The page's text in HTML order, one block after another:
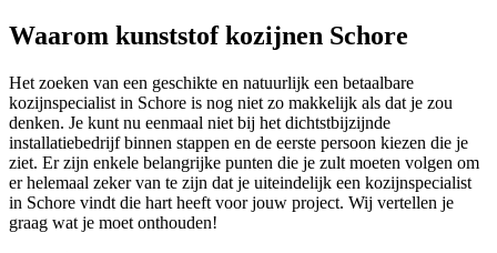
Waarom kunststof kozijnen Schore
Het zoeken van een geschikte en natuurlijk een betaalbare
kozijnspecialist in Schore is nog niet zo makkelijk als dat je zou
denken. Je kunt nu eenmaal niet bij het dichtstbijzijnde
installatiebedrijf binnen stappen en de eerste persoon kiezen die je
ziet. Er zijn enkele belangrijke punten die je zult moeten volgen om
er helemaal zeker van te zijn dat je uiteindelijk een kozijnspecialist
in Schore vindt die hart heeft voor jouw project. Wij vertellen je
graag wat je moet onthouden!